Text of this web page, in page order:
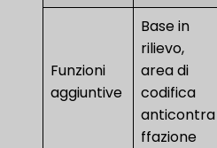
Funzioni
aggiuntive
Base in
rilievo,
area di
codifica
anticontra
ffazione